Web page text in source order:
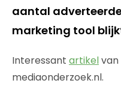
aantal
marketing tool
Interessant artikel
mediaonderzoek.nl.